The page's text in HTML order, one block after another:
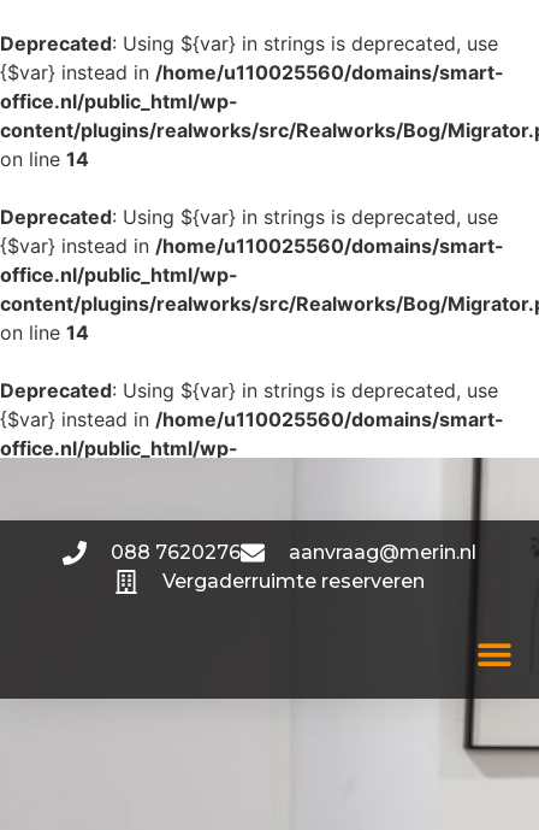
Deprecated: Using ${var} in strings is deprecated, use
{$var} instead in /home/u110025560/domains/smart-
office.nl/public_html/wp-
content/plugins/realworks/src/Realworks/Bog/
on line 14
Deprecated: Using ${var} in strings is deprecated, use
{$var} instead in /home/u110025560/domains/smart-
office.nl/public_html/wp-
content/plugins/realworks/src/Realworks/Bog/
on line 14
Deprecated: Using ${var} in strings is deprecated, use
{$var} instead in /home/u110025560/domains/smart-
office.nl/public_html/wp-
088 7620276
aanvraag@merin.nl
Vergaderruimte reserveren